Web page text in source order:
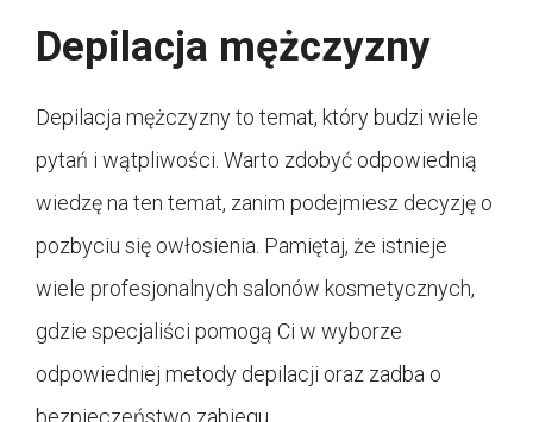
Depilacja mężczyzny
Depilacja mężczyzny to temat, który budzi wiele
pytań i wątpliwości. Warto zdobyć odpowiednią
wiedzę na ten temat, zanim podejmiesz decyzję o
pozbyciu się owłosienia. Pamiętaj, że istnieje
wiele profesjonalnych salonów kosmetycznych,
gdzie specjaliści pomogą Ci w wyborze
odpowiedniej metody depilacji oraz zadba o
bezpieczeństwo zabiegu.